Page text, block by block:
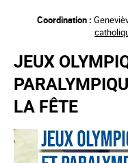
principal
Coordination :
JEUX
LA FÊTE